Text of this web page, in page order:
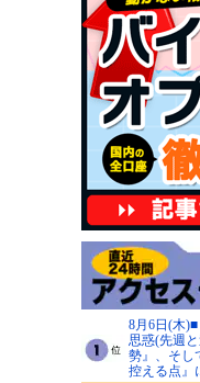
8月6日(木
思惑(先週
勢』、そし
控える点』